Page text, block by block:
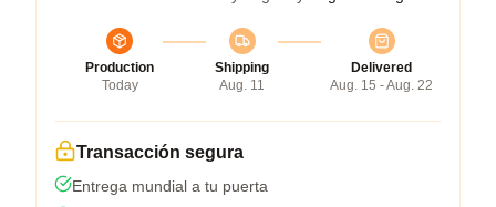
Production
Today
Shipping
Aug. 11
Delivered
Aug. 15 - Aug. 22
Transacción segura
Entrega mundial a tu puerta